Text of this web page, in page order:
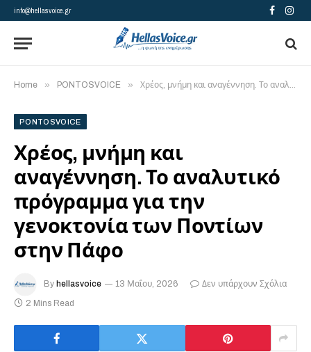
info@hellasvoice.gr Facebook
Home » PONTOSVOICE » Χρέος, μνήμη και αναγέννηση. Το αναλυτικό πρόγραμμα για την γενοκτονία των Ποντίων στην Πάφο
PONTOSVOICE
Χρέος, μνήμη και
αναγέννηση. Το αναλυτικό
πρόγραμμα για την
γενοκτονία των Ποντίων
στην Πάφο
By hellasvoice 13 Μαΐου, 2026
Δεν υπάρχουν Σχόλια
2 Mins Read